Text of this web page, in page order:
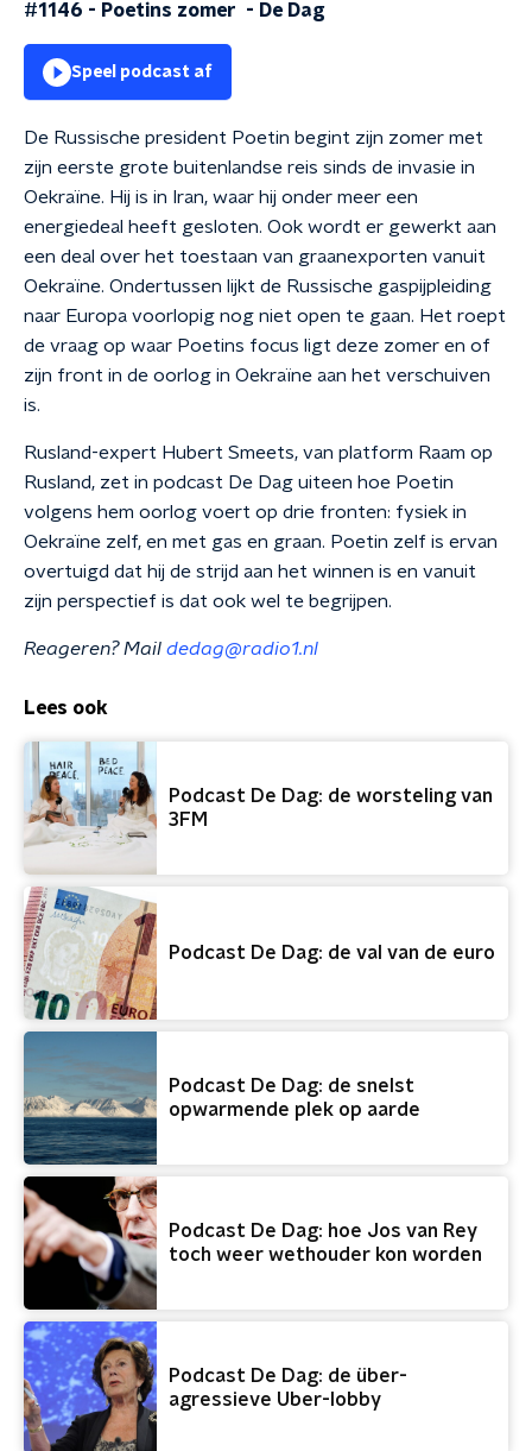
#1146 - Poetins zomer - De Dag
Speel podcast af
De Russische president Poetin begint zijn zomer met
zijn eerste grote buitenlandse reis sinds de invasie in
Oekraïne. Hij is in Iran, waar hij onder meer een
energiedeal heeft gesloten. Ook wordt er gewerkt aan
een deal over het toestaan van graanexporten vanuit
Oekraïne. Ondertussen lijkt de Russische gaspijpleiding
naar Europa voorlopig nog niet open te gaan. Het roept
de vraag op waar Poetins focus ligt deze zomer en of
zijn front in de oorlog in Oekraïne aan het verschuiven
is.
Rusland-expert Hubert Smeets, van platform Raam op
Rusland, zet in podcast De Dag uiteen hoe Poetin
volgens hem oorlog voert op drie fronten: fysiek in
Oekraïne zelf, en met gas en graan. Poetin zelf is ervan
overtuigd dat hij de strijd aan het winnen is en vanuit
zijn perspectief is dat ook wel te begrijpen.
Reageren? Mail dedag@radio1.nl
Lees ook
Podcast De Dag: de worsteling van
3FM
Podcast De Dag: de val van de euro
Podcast De Dag: de snelst
opwarmende plek op aarde
Podcast De Dag: hoe Jos van Rey
toch weer wethouder kon worden
Podcast De Dag: de über-
agressieve Uber-lobby